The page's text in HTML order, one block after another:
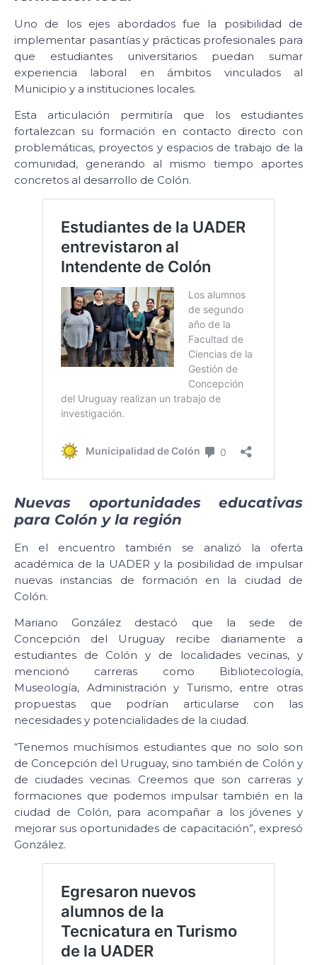
Uno de los ejes abordados fue la posibilidad de
implementar pasantías y prácticas profesionales para
que estudiantes universitarios puedan sumar
experiencia laboral en ámbitos vinculados al
Municipio y a instituciones locales.
Esta articulación permitiría que los estudiantes
fortalezcan su formación en contacto directo con
problemáticas, proyectos y espacios de trabajo de la
comunidad, generando al mismo tiempo aportes
concretos al desarrollo de Colón.
Nuevas oportunidades educativas
para Colón y la región
En el encuentro también se analizó la oferta
académica de la UADER y la posibilidad de impulsar
nuevas instancias de formación en la ciudad de
Colón.
Mariano González destacó que la sede de
Concepción del Uruguay recibe diariamente a
estudiantes de Colón y de localidades vecinas, y
mencionó carreras como Bibliotecología,
Museología, Administración y Turismo, entre otras
propuestas que podrían articularse con las
necesidades y potencialidades de la ciudad.
“Tenemos muchísimos estudiantes que no solo son
de Concepción del Uruguay, sino también de Colón y
de ciudades vecinas. Creemos que son carreras y
formaciones que podemos impulsar también en la
ciudad de Colón, para acompañar a los jóvenes y
mejorar sus oportunidades de capacitación”, expresó
González.